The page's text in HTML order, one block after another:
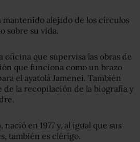
mantenido alejado de los círculos
sobre su vida.
oficina que supervisa las obras de
que funciona como un brazo
el ayatolá Jamenei. También
de la recopilación de la biografía y
en 1977 y, al igual que sus
también es clérigo.